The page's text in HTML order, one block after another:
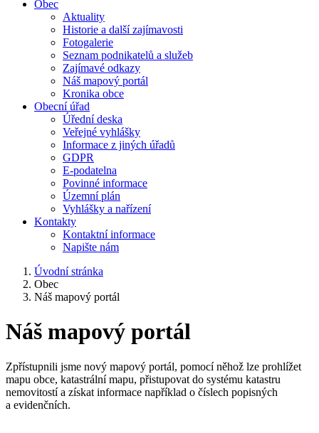
Obec
Aktuality
Historie a další zajímavosti
Fotogalerie
Seznam podnikatelů a služeb
Zajímavé odkazy
Náš mapový portál
Kronika obce
Obecní úřad
Úřední deska
Veřejné vyhlášky
Informace z jiných úřadů
GDPR
E-podatelna
Povinné informace
Územní plán
Vyhlášky a nařízení
Kontakty
Kontaktní informace
Napište nám
Úvodní stránka
Obec
Náš mapový portál
Náš mapový portál
Zpřístupnili jsme nový mapový portál, pomocí něhož lze prohlížet
mapu obce, katastrální mapu, přistupovat do systému katastru
nemovitostí a získat informace například o číslech popisných
a evidenčních.